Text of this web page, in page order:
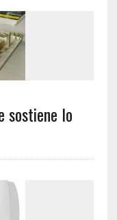
sostiene lo